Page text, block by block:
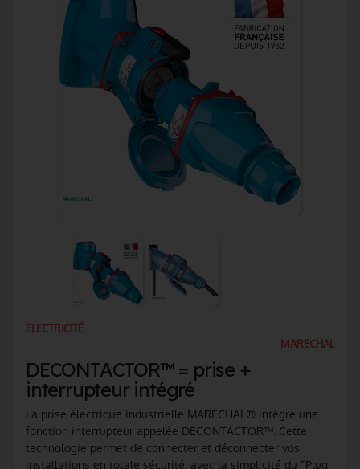
ELECTRICITÉ
MARECHAL
DECONTACTOR™ = prise +
interrupteur intégré
La prise électrique industrielle MARECHAL® intègre une
fonction interrupteur appelée DECONTACTOR™. Cette
technologie permet de connecter et déconnecter vos
installations en totale sécurité, avec la simplicité du “Plug